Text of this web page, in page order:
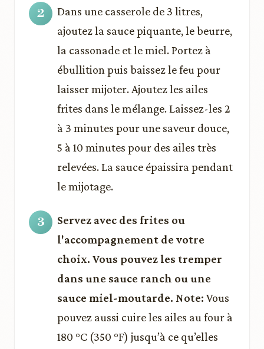
Dans une casserole de 3 litres,
ajoutez la sauce piquante, le beurre,
la cassonade et le miel. Portez à
ébullition puis baissez le feu pour
laisser mijoter. Ajoutez les ailes
frites dans le mélange. Laissez-les 2
à 3 minutes pour une saveur douce,
5 à 10 minutes pour des ailes très
relevées. La sauce épaissira pendant
le mijotage.
Servez avec des frites ou
l'accompagnement de votre
choix. Vous pouvez les tremper
dans une sauce ranch ou une
sauce miel-moutarde. Note: Vous
pouvez aussi cuire les ailes au four à
180 °C (350 °F) jusqu’à ce qu’elles